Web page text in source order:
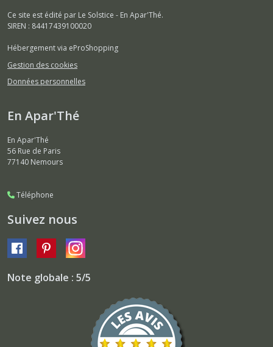
Ce site est édité par Le Solstice - En Apar'Thé.
SIREN : 84417439100020
Hébergement via eProShopping
Gestion des cookies
Données personnelles
En Apar'Thé
En Apar'Thé
56 Rue de Paris
77140 Nemours
Téléphone
Suivez nous
Note globale : 5/5